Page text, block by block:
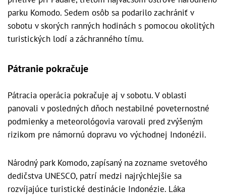
parku Komodo. Sedem osôb sa podarilo zachrániť v
sobotu v skorých ranných hodinách s pomocou okolitých
turistických lodí a záchranného tímu.
Pátranie pokračuje
Pátracia operácia pokračuje aj v sobotu. V oblasti
panovali v posledných dňoch nestabilné poveternostné
podmienky a meteorológovia varovali pred zvýšeným
rizikom pre námornú dopravu vo východnej Indonézii.
Národný park Komodo, zapísaný na zozname svetového
dedičstva UNESCO, patrí medzi najrýchlejšie sa
rozvíjajúce turistické destinácie Indonézie. Láka